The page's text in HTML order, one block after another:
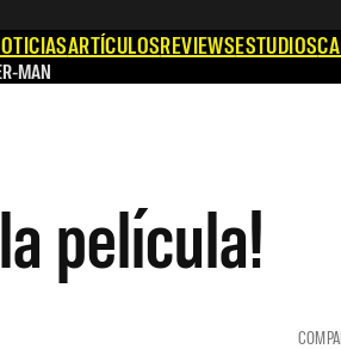
ARTÍCULOSREVIEWSESTUDIOS
MAN
película!